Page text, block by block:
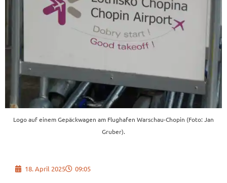
Logo auf einem Gepäckwagen am Flughafen Warschau-Chopin (Foto: Jan
Gruber).
18. April 2025 09:05